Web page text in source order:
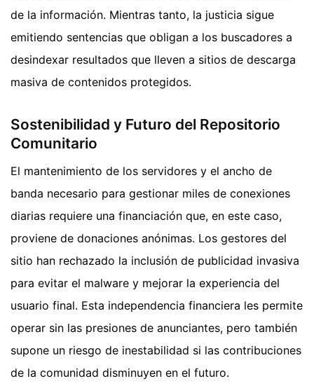
de la información. Mientras tanto, la justicia sigue
emitiendo sentencias que obligan a los buscadores a
desindexar resultados que lleven a sitios de descarga
masiva de contenidos protegidos.
Sostenibilidad y Futuro del Repositorio
Comunitario
El mantenimiento de los servidores y el ancho de
banda necesario para gestionar miles de conexiones
diarias requiere una financiación que, en este caso,
proviene de donaciones anónimas. Los gestores del
sitio han rechazado la inclusión de publicidad invasiva
para evitar el malware y mejorar la experiencia del
usuario final. Esta independencia financiera les permite
operar sin las presiones de anunciantes, pero también
supone un riesgo de inestabilidad si las contribuciones
de la comunidad disminuyen en el futuro.